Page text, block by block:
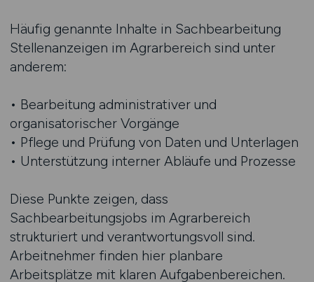
Häufig genannte Inhalte in Sachbearbeitung
Stellenanzeigen im Agrarbereich sind unter
anderem:
• Bearbeitung administrativer und
organisatorischer Vorgänge
• Pflege und Prüfung von Daten und Unterlagen
• Unterstützung interner Abläufe und Prozesse
Diese Punkte zeigen, dass
Sachbearbeitungsjobs im Agrarbereich
strukturiert und verantwortungsvoll sind.
Arbeitnehmer finden hier planbare
Arbeitsplätze mit klaren Aufgabenbereichen.